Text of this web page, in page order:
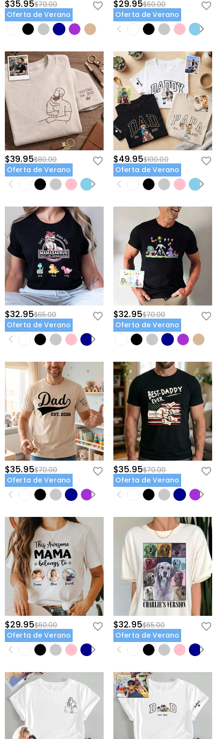
$35.95$70.00
Oferta de Verano
$29.95$60.00
Oferta de Verano
$39.95$80.00
Oferta de Verano
$49.95$100.00
Oferta de Verano
$32.95$65.00
Oferta de Verano
$32.95$70.00
Oferta de Verano
$35.95$70.00
Oferta de Verano
$35.95$70.00
Oferta de Verano
$29.95$60.00
Oferta de Verano
$32.95$65.00
Oferta de Verano